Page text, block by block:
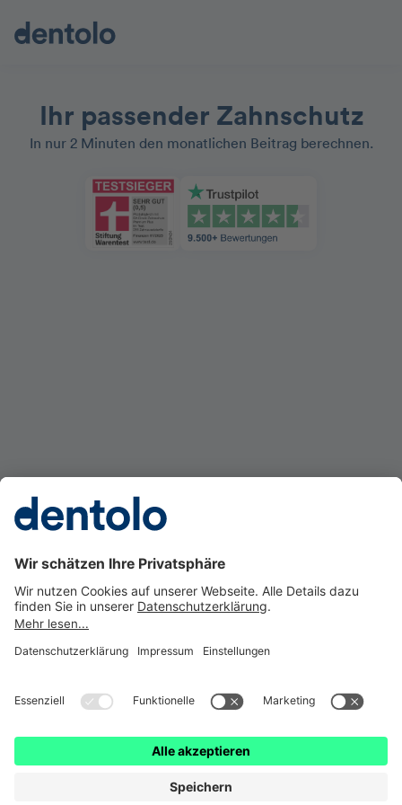
Ihr passender Zahnschutz
In nur 2 Minuten den monatlichen Beitrag berechnen.
Gesetzl. Erstinformation Impressum
Datenschutz
Barrierefreiheit
Cookie Einstellungen
dentolo ist eine Marke der © getolo GmbH